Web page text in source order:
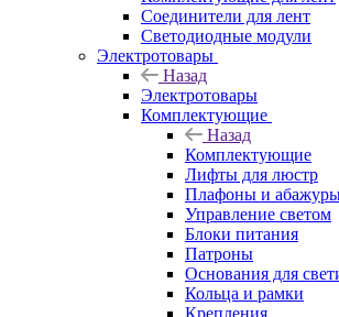
Соединители для лент
Светодиодные модули
Электротовары
Назад
Электротовары
Комплектующие
Назад
Комплектующие
Лифты для люстр
Плафоны и
Управление светом
Блоки питания
Патроны
Основания для
Кольца и рамки
Крепления